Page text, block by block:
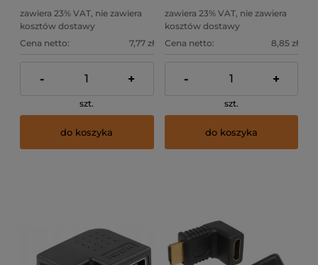
zawiera 23% VAT, nie zawiera
kosztów dostawy
Cena netto:
7,77 zł
- +
szt.
do koszyka
zawiera 23% VAT, nie zawiera
kosztów dostawy
Cena netto:
8,85 zł
- +
szt.
do koszyka